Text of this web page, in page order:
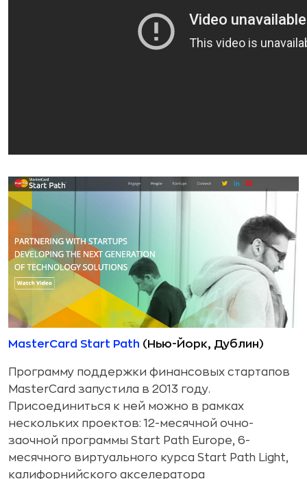
MasterCard Start Path (Нью-Йорк, Дублин)
Программу поддержки финансовых стартапов
MasterCard запустила в 2013 году.
Присоединиться к ней можно в рамках
нескольких проектов: 12-месячной очно-
заочной программы Start Path Europe, 6-
месячного виртуального курса Start Path Light,
калифорнийского акселератора